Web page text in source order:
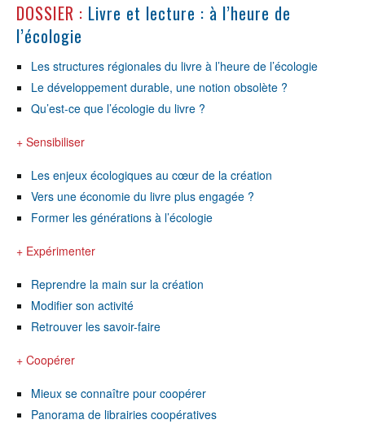
DOSSIER : Livre et lecture : à l’heure de
l’écologie
Les structures régionales du livre à l’heure de l’écologie
Le développement durable, une notion obsolète ?
Qu’est-ce que l’écologie du livre ?
+ Sensibiliser
Les enjeux écologiques au cœur de la création
Vers une économie du livre plus engagée ?
Former les générations à l’écologie
+ Expérimenter
Reprendre la main sur la création
Modifier son activité
Retrouver les savoir-faire
+ Coopérer
Mieux se connaître pour coopérer
Panorama de librairies coopératives